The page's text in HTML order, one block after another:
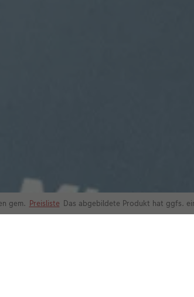
gem. Preisliste Das abgebildete Produkt hat ggfs.